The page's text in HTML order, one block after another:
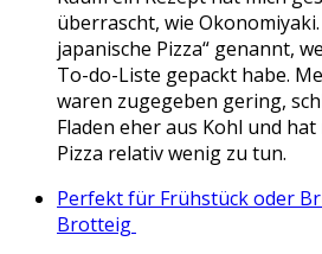
überrascht, wie Okonomiyaki.
japanische Pizza“ genannt,
To-do-Liste gepackt habe.
waren zugegeben gering,
Fladen eher aus Kohl und
Pizza relativ wenig zu tun.
Perfekt für Frühstück oder
Brotteig